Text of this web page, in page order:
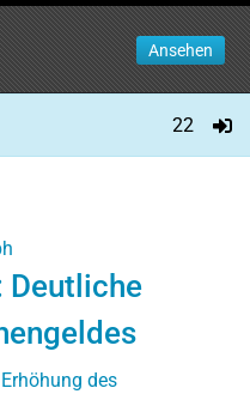
Ansehen
22
Deutliche